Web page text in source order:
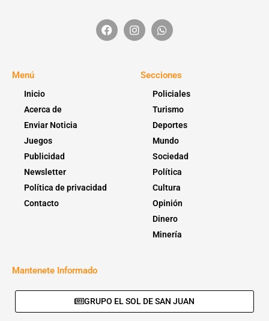
Menú
Inicio
Acerca de
Enviar Noticia
Juegos
Publicidad
Newsletter
Política de privacidad
Contacto
Secciones
Policiales
Turismo
Deportes
Mundo
Sociedad
Política
Cultura
Opinión
Dinero
Minería
Mantenete Informado
GRUPO EL SOL DE SAN JUAN